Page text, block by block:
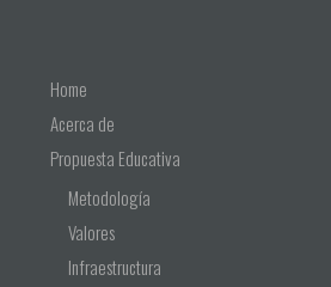
Home
Acerca de
Propuesta Educativa
Metodología
Valores
Infraestructura